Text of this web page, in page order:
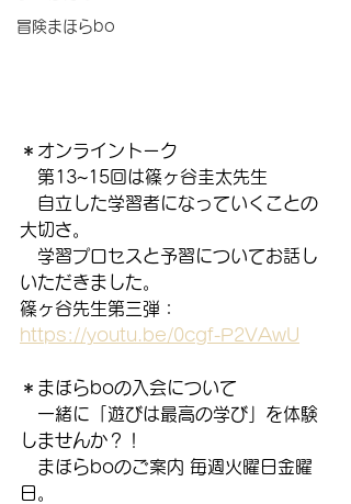
冒険まほらbo
＊オンライントーク
第13~15回は篠ヶ谷圭太先生
自立した学習者になっていくことの
大切さ。
学習プロセスと予習についてお話し
いただきました。
篠ヶ谷先生第三弾：
https://youtu.be/0cgf-P2VAwU
＊まほらboの入会について
一緒に「遊びは最高の学び」を体験
しませんか？！
まほらboのご案内 毎週火曜日金曜
日。